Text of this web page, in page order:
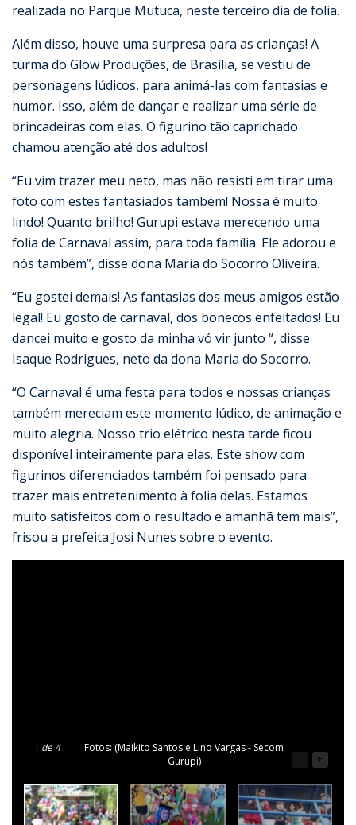
realizada no Parque Mutuca, neste terceiro dia de folia.
Além disso, houve uma surpresa para as crianças! A
turma do Glow Produções, de Brasília, se vestiu de
personagens lúdicos, para animá-las com fantasias e
humor. Isso, além de dançar e realizar uma série de
brincadeiras com elas. O figurino tão caprichado
chamou atenção até dos adultos!
“Eu vim trazer meu neto, mas não resisti em tirar uma
foto com estes fantasiados também! Nossa é muito
lindo! Quanto brilho! Gurupi estava merecendo uma
folia de Carnaval assim, para toda família. Ele adorou e
nós também”, disse dona Maria do Socorro Oliveira.
“Eu gostei demais! As fantasias dos meus amigos estão
legal! Eu gosto de carnaval, dos bonecos enfeitados! Eu
dancei muito e gosto da minha vó vir junto “, disse
Isaque Rodrigues, neto da dona Maria do Socorro.
“O Carnaval é uma festa para todos e nossas crianças
também mereciam este momento lúdico, de animação e
muito alegria. Nosso trio elétrico nesta tarde ficou
disponível inteiramente para elas. Este show com
figurinos diferenciados também foi pensado para
trazer mais entretenimento à folia delas. Estamos
muito satisfeitos com o resultado e amanhã tem mais”,
frisou a prefeita Josi Nunes sobre o evento.
1 de 4
Fotos: (Maikito Santos e Lino Vargas - Secom
Gurupi)
+